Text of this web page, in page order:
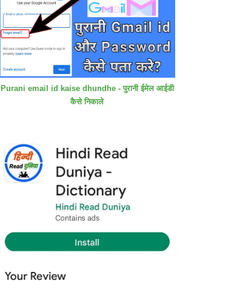
Purani email id kaise dhundhe - पुरानी ईमेल आईडी
कैसे निकाले